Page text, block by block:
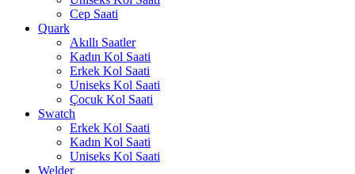
Cep Saati
Quark
Akıllı Saatler
Kadın Kol Saati
Erkek Kol Saati
Uniseks Kol Saati
Çocuk Kol Saati
Swatch
Erkek Kol Saati
Kadın Kol Saati
Uniseks Kol Saati
Welder